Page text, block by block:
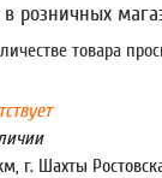
розничных
товара
г. Шахты